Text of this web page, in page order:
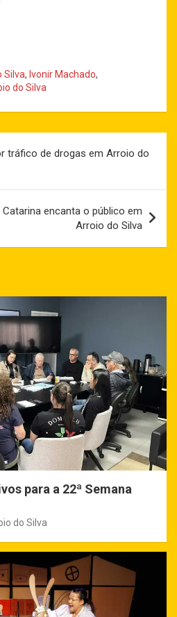
Silva, Ivonir Machado,
do Silva
tráfico de drogas em Arroio do
encanta o público em
Arroio do Silva
para a 22ª Semana
do Silva